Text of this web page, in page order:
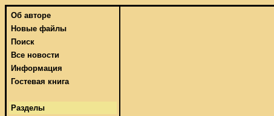
Об авторе
Новые файлы
Поиск
Все новости
Информация
Гостевая книга
Разделы